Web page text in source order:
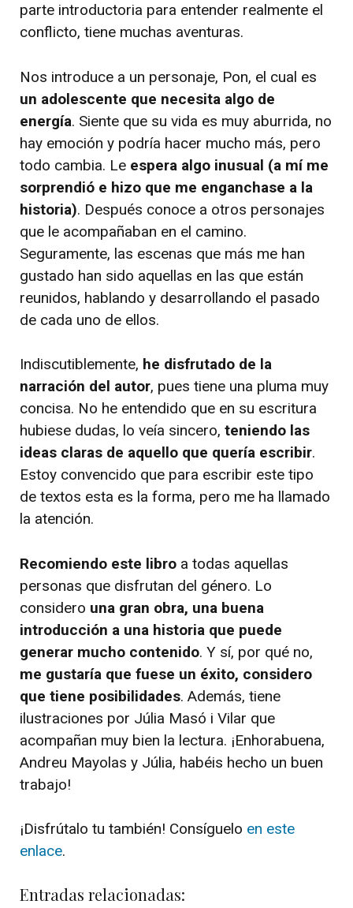
parte introductoria para entender realmente el
conflicto, tiene muchas aventuras.
Nos introduce a un personaje, Pon, el cual es
un adolescente que necesita algo de
energía. Siente que su vida es muy aburrida, no
hay emoción y podría hacer mucho más, pero
todo cambia. Le espera algo inusual (a mí me
sorprendió e hizo que me enganchase a la
historia). Después conoce a otros personajes
que le acompañaban en el camino.
Seguramente, las escenas que más me han
gustado han sido aquellas en las que están
reunidos, hablando y desarrollando el pasado
de cada uno de ellos.
Indiscutiblemente, he disfrutado de la
narración del autor, pues tiene una pluma muy
concisa. No he entendido que en su escritura
hubiese dudas, lo veía sincero, teniendo las
ideas claras de aquello que quería escribir.
Estoy convencido que para escribir este tipo
de textos esta es la forma, pero me ha llamado
la atención.
Recomiendo este libro a todas aquellas
personas que disfrutan del género. Lo
considero una gran obra, una buena
introducción a una historia que puede
generar mucho contenido. Y sí, por qué no,
me gustaría que fuese un éxito, considero
que tiene posibilidades. Además, tiene
ilustraciones por Júlia Masó i Vilar que
acompañan muy bien la lectura. ¡Enhorabuena,
Andreu Mayolas y Júlia, habéis hecho un buen
trabajo!
¡Disfrútalo tu también! Consíguelo en este
enlace.
Entradas relacionadas: